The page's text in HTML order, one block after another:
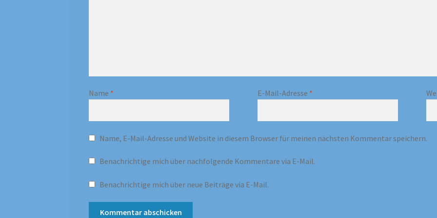
Name * E-Mail-Adresse *
Name, E-Mail-Adresse und Website in diesem Browser für meinen nächsten Kommentar speichern.
Benachrichtige mich über nachfolgende Kommentare via E-Mail.
Benachrichtige mich über neue Beiträge via E-Mail.